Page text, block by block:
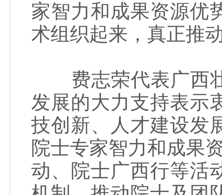
家智力和成果资源优
术组织起来，真正推
费志荣代表广西壮
发展的大力支持表示
技创新、人才建设发
院士专家智力和成果
动、院士广西行等活